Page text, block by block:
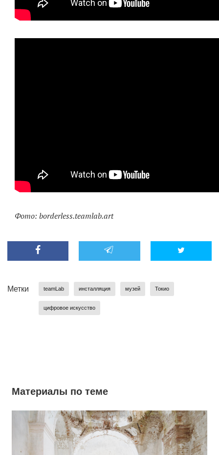
Фото: borderless.teamlab.art
Метки teamLab инсталляция музей Токио
цифровое искусство
Материалы по теме